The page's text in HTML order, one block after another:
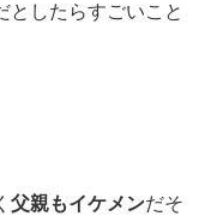
としたらすごいこと
父親もイケメンだそ